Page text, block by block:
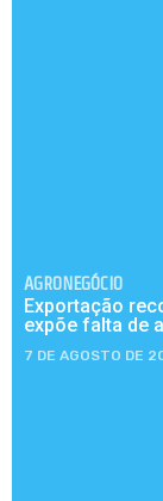
AGRONEGÓCIO
Exportação
expõe falta de
7 DE AGOSTO DE